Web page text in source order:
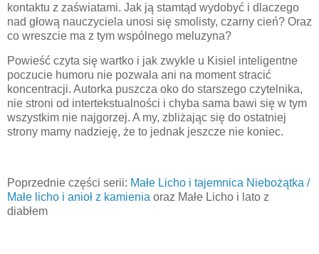
kontaktu z zaświatami. Jak ją stamtąd wydobyć i dlaczego
nad głową nauczyciela unosi się smolisty, czarny cień? Oraz
co wreszcie ma z tym wspólnego meluzyna?
Powieść czyta się wartko i jak zwykle u Kisiel inteligentne
poczucie humoru nie pozwala ani na moment stracić
koncentracji. Autorka puszcza oko do starszego czytelnika,
nie stroni od intertekstualności i chyba sama bawi się w tym
wszystkim nie najgorzej. A my, zbliżając się do ostatniej
strony mamy nadzieję, że to jednak jeszcze nie koniec.
Poprzednie części serii: Małe Licho i tajemnica Niebożątka /
Małe licho i anioł z kamienia oraz Małe Licho i lato z
diabłem